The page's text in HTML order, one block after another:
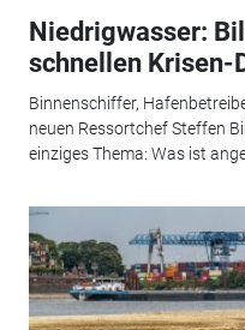
Niedrigwasser:
schnellen Krisen-
Binnenschiffer,
neuen Ressortchef Steffen
einziges Thema: Was ist